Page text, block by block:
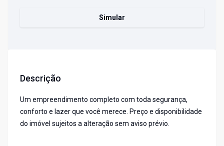
Simular
Descrição
Um empreendimento completo com toda segurança,
conforto e lazer que você merece. Preço e disponibilidade
do imóvel sujeitos a alteração sem aviso prévio.